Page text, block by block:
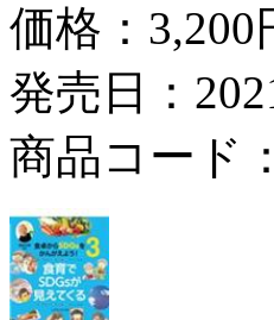
価格： 3,200
発売日：
商品コード